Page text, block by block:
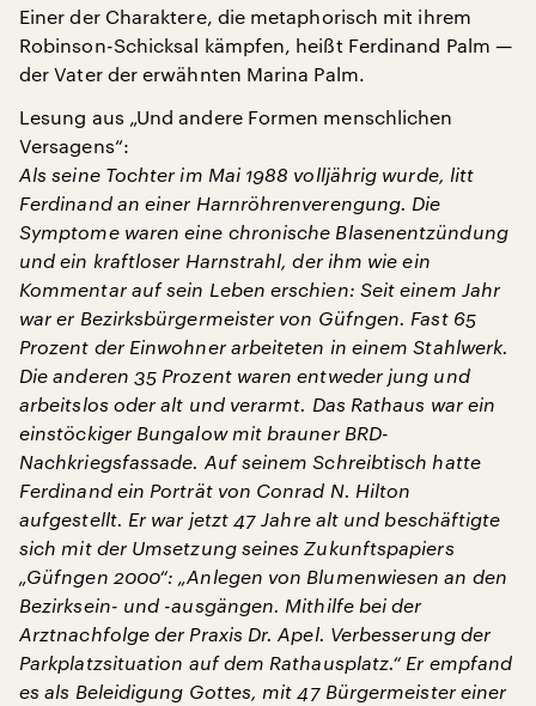
Einer der Charaktere, die metaphorisch mit ihrem
Robinson-Schicksal kämpfen, heißt Ferdinand Palm —
der Vater der erwähnten Marina Palm.
Lesung aus „Und andere Formen menschlichen
Versagens“:
Als seine Tochter im Mai 1988 volljährig wurde, litt
Ferdinand an einer Harnröhrenverengung. Die
Symptome waren eine chronische Blasenentzündung
und ein kraftloser Harnstrahl, der ihm wie ein
Kommentar auf sein Leben erschien: Seit einem Jahr
war er Bezirksbürgermeister von Güfngen. Fast 65
Prozent der Einwohner arbeiteten in einem Stahlwerk.
Die anderen 35 Prozent waren entweder jung und
arbeitslos oder alt und verarmt. Das Rathaus war ein
einstöckiger Bungalow mit brauner BRD-
Nachkriegsfassade. Auf seinem Schreibtisch hatte
Ferdinand ein Porträt von Conrad N. Hilton
aufgestellt. Er war jetzt 47 Jahre alt und beschäftigte
sich mit der Umsetzung seines Zukunftspapiers
„Güfngen 2000“: „Anlegen von Blumenwiesen an den
Bezirksein- und -ausgängen. Mithilfe bei der
Arztnachfolge der Praxis Dr. Apel. Verbesserung der
Parkplatzsituation auf dem Rathausplatz.“ Er empfand
es als Beleidigung Gottes, mit 47 Bürgermeister einer